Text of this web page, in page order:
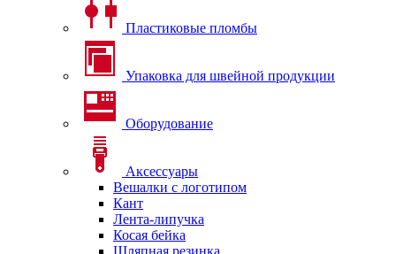
Пластиковые пломбы
Упаковка для швейной продукции
Оборудование
Аксессуары
Вешалки с логотипом
Кант
Лента-липучка
Косая бейка
Шляпная резинка